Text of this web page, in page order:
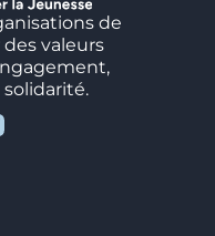
de
valeurs